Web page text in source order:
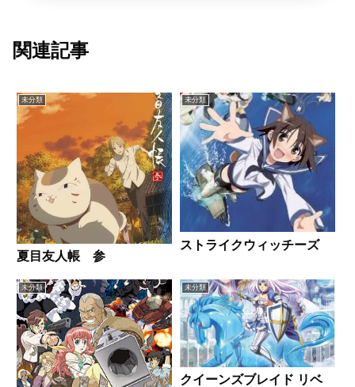
関連記事
未分類
夏目友人帳 参
未分類
ストライクウィッチーズ
未分類 未分類
クイーンズブレイド リベ